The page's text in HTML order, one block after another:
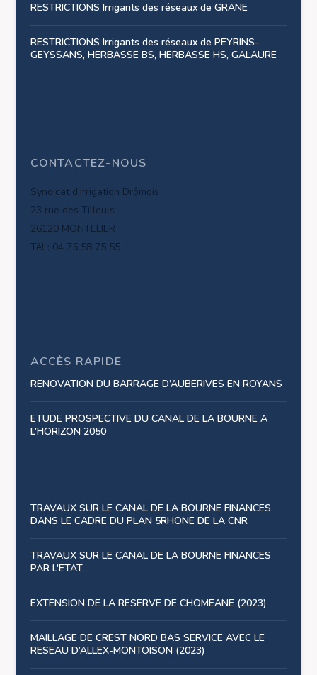
RESTRICTIONS Irrigants des réseaux de GRANE
RESTRICTIONS Irrigants des réseaux de PEYRINS-
GEYSSANS, HERBASSE BS, HERBASSE HS, GALAURE
CONTACTEZ-NOUS
Syndicat d'Irrigation Drômois
23 rue des Tilleuls
26120 MONTELIER
Tél : 04 75 58 75 55
ACCÈS RAPIDE
RENOVATION DU BARRAGE D’AUBERIVES EN ROYANS
ETUDE PROSPECTIVE DU CANAL DE LA BOURNE A
L’HORIZON 2050
TRAVAUX SUR LE CANAL DE LA BOURNE FINANCES
DANS LE CADRE DU PLAN 5RHONE DE LA CNR
TRAVAUX SUR LE CANAL DE LA BOURNE FINANCES
PAR L’ETAT
EXTENSION DE LA RESERVE DE CHOMEANE (2023)
MAILLAGE DE CREST NORD BAS SERVICE AVEC LE
RESEAU D’ALLEX-MONTOISON (2023)